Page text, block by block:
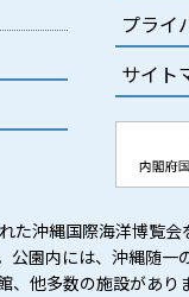
プライ
サイト
た沖縄国際海洋博覧
公園内には、沖縄随一
他多数の施設があり